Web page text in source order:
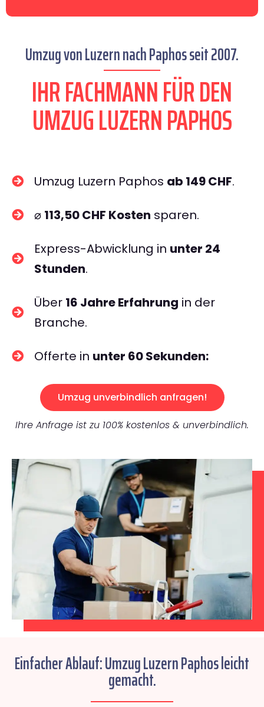
Umzug von Luzern nach Paphos seit 2007.
IHR FACHMANN FÜR DEN
UMZUG LUZERN PAPHOS
Umzug Luzern Paphos ab 149 CHF.
⌀ 113,50 CHF Kosten sparen.
Express-Abwicklung in unter 24
Stunden.
Über 16 Jahre Erfahrung in der
Branche.
Offerte in unter 60 Sekunden:
Umzug unverbindlich anfragen!
Ihre Anfrage ist zu 100% kostenlos & unverbindlich.
Einfacher Ablauf: Umzug Luzern Paphos leicht
gemacht.